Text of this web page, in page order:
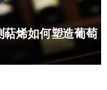
萜烯如何塑造葡萄